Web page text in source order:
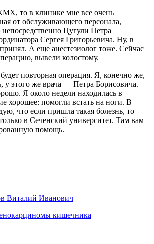
то в клинике мне все очень
от обслуживающего персонала,
Цугули Петра
Сергея Григорьевича. Ну, в
А еще анестезиолог тоже. Сейчас
вывели колостому.
повторная операция. Я, конечно же,
у этого же врача — Петра Борисовича.
Я около недели находилась в
хорошее: помогли встать на ноги. В
что если пришла такая болезнь, то
в Сеченский университет. Там вам
помощь.
Виталий Иванович
кишечника